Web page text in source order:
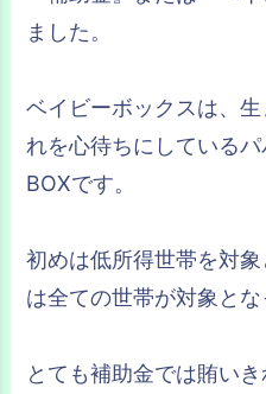
ました。
ベイビーボックスは、
れを心待ちにしている
BOXです。
初めは低所得世帯を対
は全ての世帯が対象とな
とても補助金では賄い